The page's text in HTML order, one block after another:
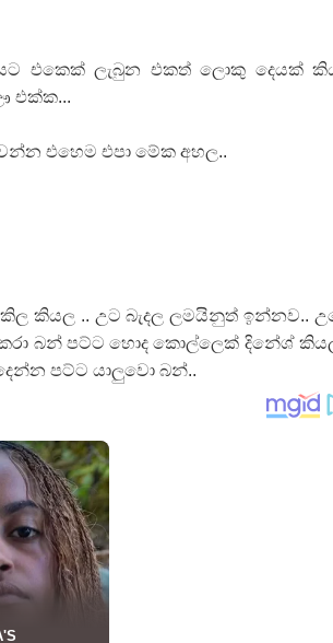
එකෙක් ලැබුන එකත් ලොකු දෙයක්
එක්ක...
එහෙම එපා මේක අහල..
කියල .. උට බැදල ලමයිනුත් ඉන්නව..
කරා බන් පට්ට හොද කොල්ලෙක් දිනේශ්
පට්ට යාලුවො බන්..